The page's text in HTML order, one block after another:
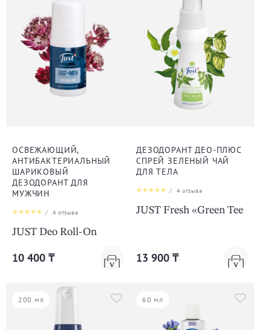
ОСВЕЖАЮЩИЙ,
АНТИБАКТЕРИАЛЬНЫЙ
ШАРИКОВЫЙ
ДЕЗОДОРАНТ ДЛЯ
МУЖЧИН
/ 4отзыва
JUST Deo Roll-On
10 400 ₸
ДЕЗОДОРАНТ ДЕО-ПЛЮС
СПРЕЙ ЗЕЛЕНЫЙ ЧАЙ
ДЛЯ ТЕЛА
/ 4отзыва
JUST Fresh «Green Tee
13 900 ₸
200 мл 60 мл